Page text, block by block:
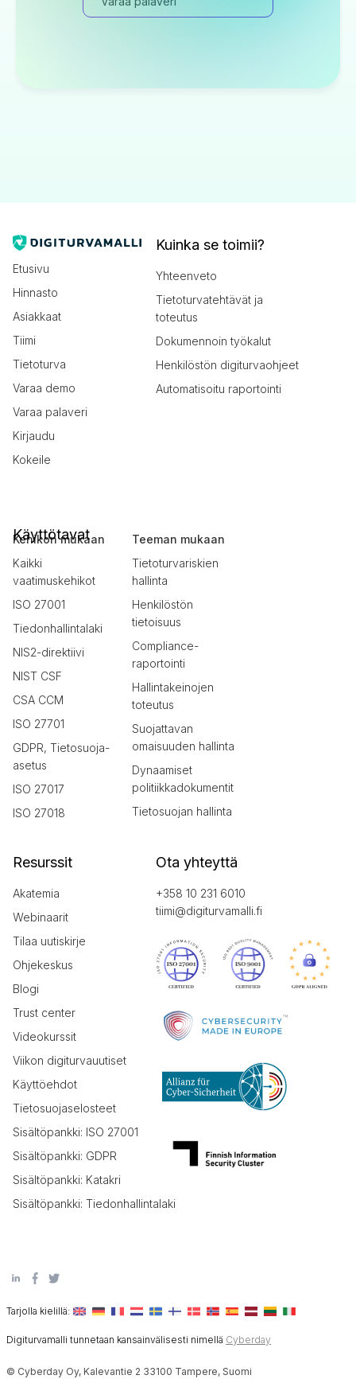
Etusivu
Hinnasto
Asiakkaat
Tiimi
Tietoturva
Varaa demo
Varaa palaveri
Kirjaudu
Kokeile
Kuinka se toimii?
Yhteenveto
Tietoturvatehtävät ja
toteutus
Dokumennoin työkalut
Henkilöstön digiturvaohjeet
Automatisoitu raportointi
Käyttötavat
Kehikon mukaan
Kaikki
vaatimuskehikot
ISO 27001
Tiedonhallintalaki
NIS2-direktiivi
NIST CSF
CSA CCM
ISO 27701
GDPR, Tietosuoja-
asetus
ISO 27017
ISO 27018
Teeman mukaan
Tietoturvariskien
hallinta
Henkilöstön
tietoisuus
Compliance-
raportointi
Hallintakeinojen
toteutus
Suojattavan
omaisuuden hallinta
Dynaamiset
politiikkadokumentit
Tietosuojan hallinta
Resurssit
Akatemia
Webinaarit
Tilaa uutiskirje
Ohjekeskus
Blogi
Trust center
Videokurssit
Viikon digiturvauutiset
Käyttöehdot
Tietosuojaselosteet
Sisältöpankki: ISO 27001
Sisältöpankki: GDPR
Sisältöpankki: Katakri
Sisältöpankki: Tiedonhallintalaki
Ota yhteyttä
+358 10 231 6010
tiimi@digiturvamalli.fi
Tarjolla kielillä:
Digiturvamalli tunnetaan kansainvälisesti nimellä Cyberday
© Cyberday Oy, Kalevantie 2 33100 Tampere, Suomi